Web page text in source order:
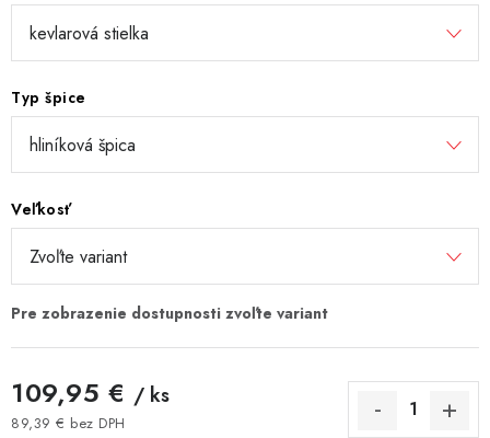
Typ špice
Veľkosť
109,95 € / ks
89,39 € bez DPH